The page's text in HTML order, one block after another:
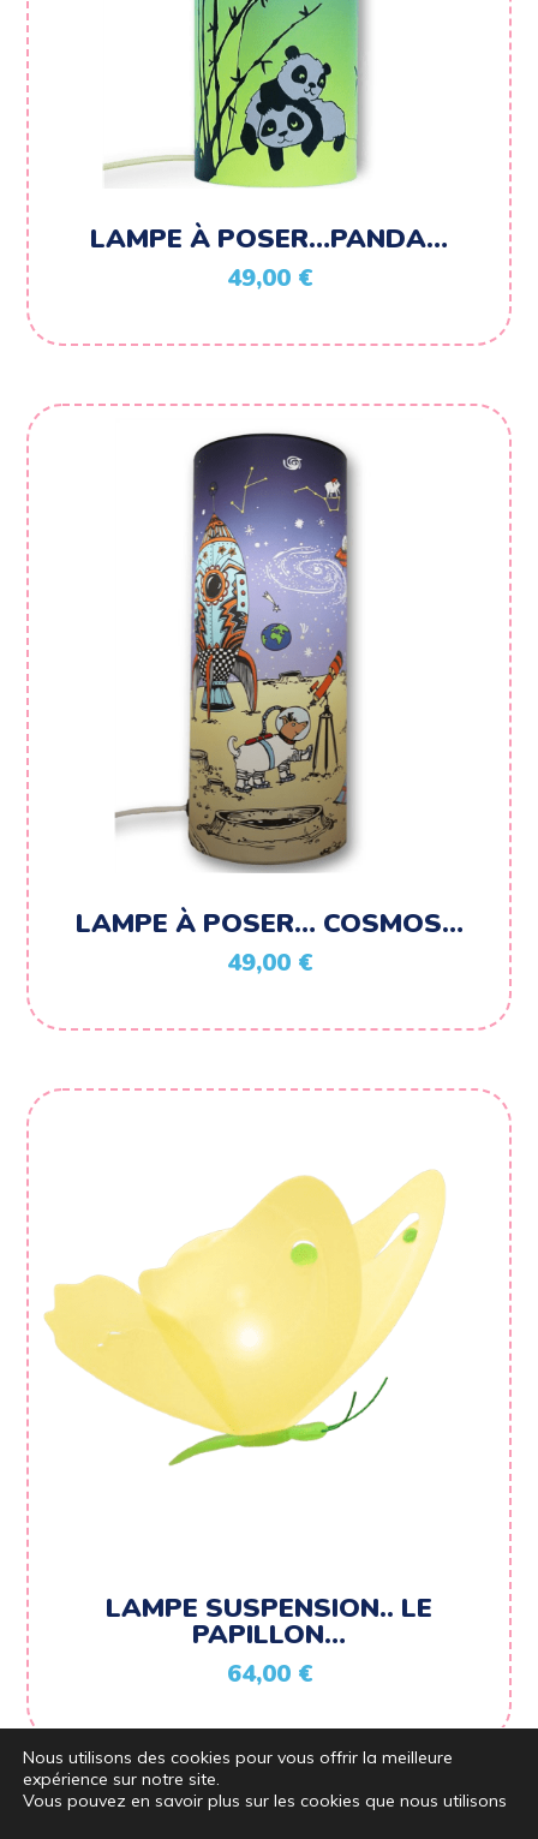
LAMPE À POSER…PANDA…
49,00 €
LAMPE À POSER… COSMOS…
49,00 €
LAMPE SUSPENSION.. LE
PAPILLON…
64,00 €
Nous utilisons des cookies pour vous offrir la meilleure
expérience sur notre site.
Vous pouvez en savoir plus sur les cookies que nous utilisons